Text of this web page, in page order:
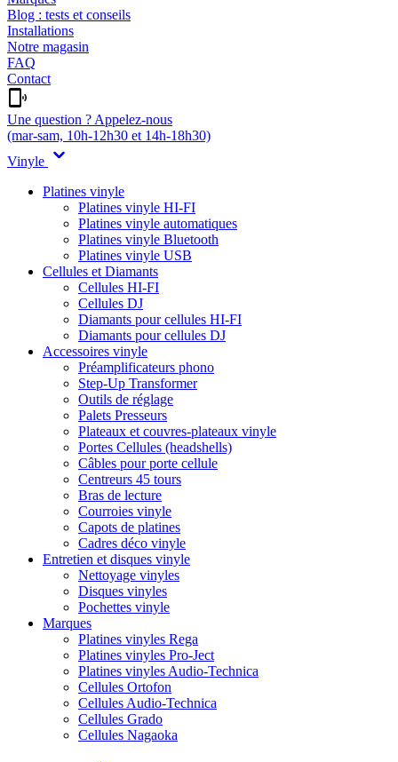
Blog : tests et conseils
Installations
Notre magasin
FAQ
Contact
Une question ? Appelez-nous
(mar-sam, 10h-12h30 et 14h-18h30)
Vinyle
Platines vinyle
Platines vinyle HI-FI
Platines vinyle automatiques
Platines vinyle Bluetooth
Platines vinyle USB
Cellules et Diamants
Cellules HI-FI
Cellules DJ
Diamants pour cellules HI-FI
Diamants pour cellules DJ
Accessoires vinyle
Préamplificateurs phono
Step-Up Transformer
Outils de réglage
Palets Presseurs
Plateaux et couvres-plateaux vinyle
Portes Cellules (headshells)
Câbles pour porte cellule
Centreurs 45 tours
Bras de lecture
Courroies vinyle
Capots de platines
Cadres déco vinyle
Entretien et disques vinyle
Nettoyage vinyles
Disques vinyles
Pochettes vinyle
Marques
Platines vinyles Rega
Platines vinyles Pro-Ject
Platines vinyles Audio-Technica
Cellules Ortofon
Cellules Audio-Technica
Cellules Grado
Cellules Nagaoka